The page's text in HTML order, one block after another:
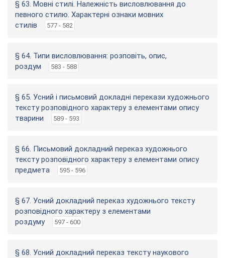
§ 63. Мовні стилі. Належність висловлювання до
певного стилю. Характерні ознаки мовних
стилів
577 - 582
§ 64. Типи висловлювання: розповіть, опис,
роздум
583 - 588
§ 65. Усний і письмовий докладні перекази художнього
тексту розповідного характеру з елементами опису
тварини
589 - 593
§ 66. Письмовий докладний переказ художнього
тексту розповідного характеру з елементами опису
предмета
595 - 596
§ 67. Усний докладний переказ художнього тексту
розповідного характеру з елементами
роздуму
597 - 600
§ 68. Усний докладний переказ тексту наукового